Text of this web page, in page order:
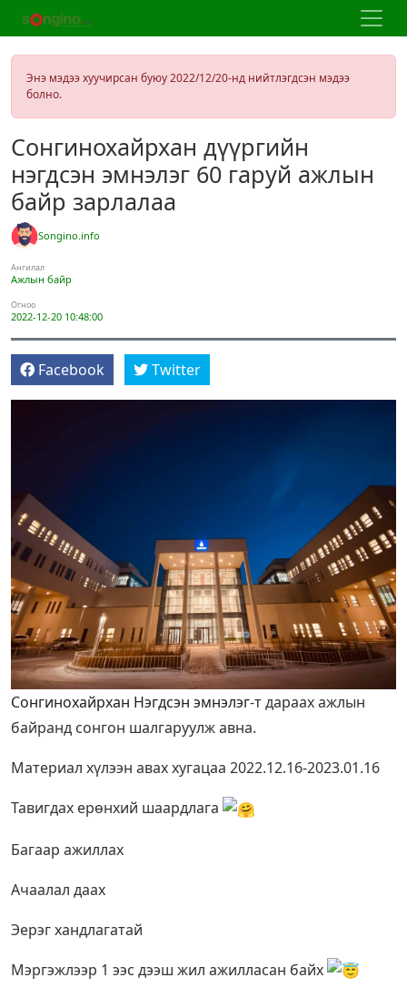
Энэ мэдээ хуучирсан буюу 2022/12/20-нд нийтлэгдсэн мэдээ
болно.
Сонгинохайрхан дүүргийн
нэгдсэн эмнэлэг 60 гаруй ажлын
байр зарлалаа
Songino.info
Ангилал
Ажлын байр
Огноо
2022-12-20 10:48:00
Facebook Twitter
Сонгинохайрхан Нэгдсэн эмнэлэг-т дараах ажлын
байранд сонгон шалгаруулж авна.
Материал хүлээн авах хугацаа 2022.12.16-2023.01.16
Тавигдах ерөнхий шаардлага
Багаар ажиллах
Ачаалал даах
Эерэг хандлагатай
Мэргэжлээр 1 ээс дээш жил ажилласан байх